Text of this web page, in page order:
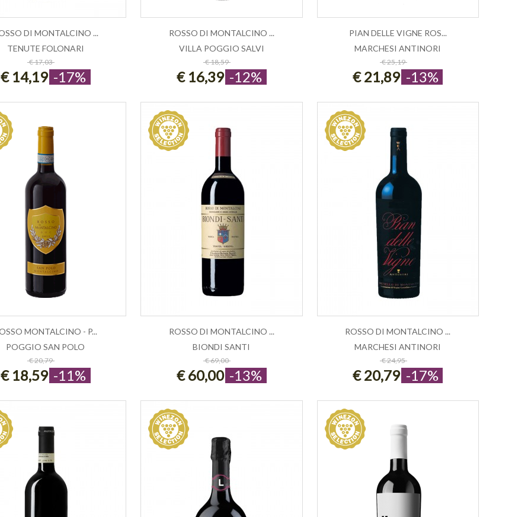
ESAURITO
DI MONTALCINO ...
TENUTE FOLONARI
€ 17,03
€ 14,19 -17%
ESAURITO
ROSSO DI MONTALCINO ...
VILLA POGGIO SALVI
€ 18,59
€ 16,39 -12%
ESAURITO
PIAN DELLE VIGNE ROS...
MARCHESI ANTINORI
€ 25,19
€ 21,89 -13%
ESAURITO
MONTALCINO - P...
POGGIO SAN POLO
€ 20,79
€ 18,59 -11%
ESAURITO
ROSSO DI MONTALCINO ...
BIONDI SANTI
€ 69,00
€ 60,00 -13%
ESAURITO
ROSSO DI MONTALCINO ...
MARCHESI ANTINORI
€ 24,95
€ 20,79 -17%